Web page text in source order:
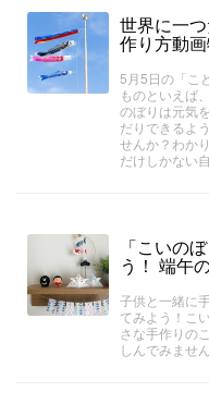
世界に一
作り方動
5月5日の「こ
ものといえば
のぼりは元気
だりできるよ
せんか？わか
だけしかない
「こいの
う！ 端午
子供と一緒に
てみよう！こ
さな手作りの
しんでみませ